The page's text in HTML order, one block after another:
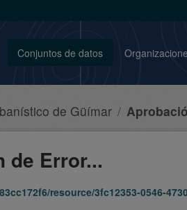
Conjuntos de datos
de Güímar
de Error...
3fc12353-0546-4730-bff8-